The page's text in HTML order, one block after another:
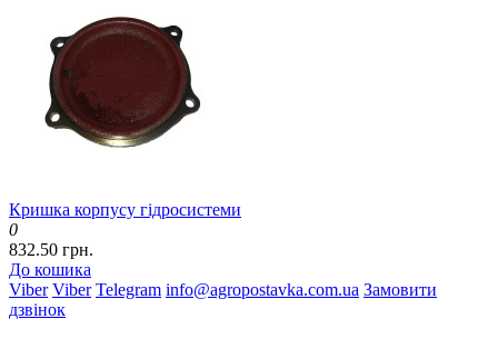
Кришка корпусу гідросистеми
0
832.50 грн.
До кошика
Viber Viber Telegram info@agropostavka.com.ua Замовити
дзвінок